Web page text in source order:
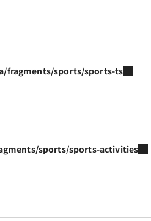
fragments/sports/sports-ts
sports/sports-activities